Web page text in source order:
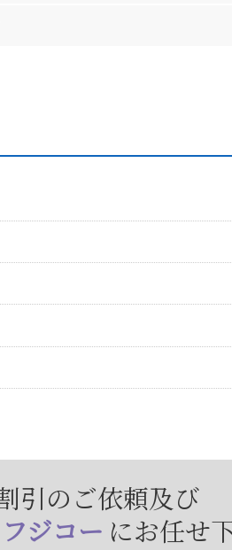
引のご依頼及び
フジコー にお任せ